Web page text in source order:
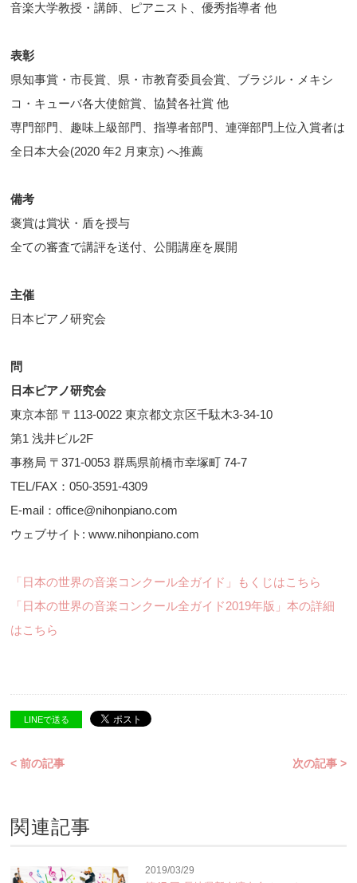
音楽大学教授・講師、ピアニスト、優秀指導者 他
表彰
県知事賞・市長賞、県・市教育委員会賞、ブラジル・メキシ
コ・キューバ各大使館賞、協賛各社賞 他
専門部門、趣味上級部門、指導者部門、連弾部門上位入賞者は
全日本大会(2020 年2 月東京) へ推薦
備考
褒賞は賞状・盾を授与
全ての審査で講評を送付、公開講座を展開
主催
日本ピアノ研究会
問
日本ピアノ研究会
東京本部 〒113-0022 東京都文京区千駄木3-34-10
第1 浅井ビル2F
事務局 〒371-0053 群馬県前橋市幸塚町 74-7
TEL/FAX：050-3591-4309
E-mail：office@nihonpiano.com
ウェブサイト: www.nihonpiano.com
「日本の世界の音楽コンクール全ガイド」もくじはこちら
「日本の世界の音楽コンクール全ガイド2019年版」本の詳細
はこちら
LINEで送る
< 前の記事 次の記事 >
関連記事
2019/03/29